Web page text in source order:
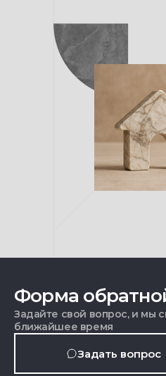
Форма
Задайте свой вопрос, и мы
ближайшее время
Задать вопрос